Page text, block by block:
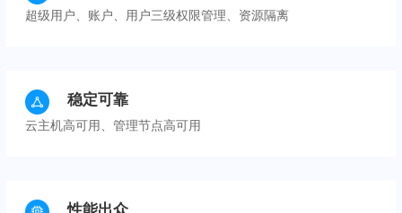
超级用户、账户、用户三级权限管理、资源隔离
稳定可靠
云主机高可用、管理节点高可用